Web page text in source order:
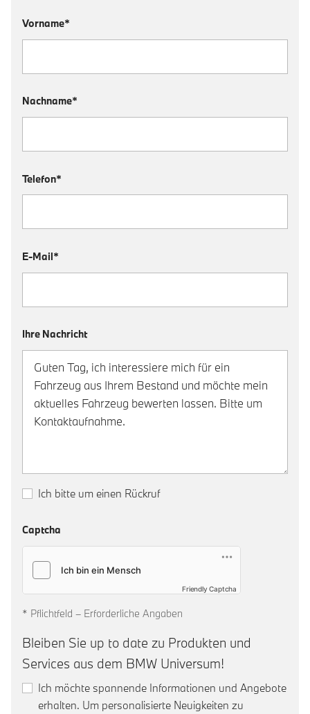
Vorname*
Nachname*
Telefon*
E-Mail*
Ihre Nachricht
Ich bitte um einen Rückruf
Captcha
Friendly Captcha
* Pflichtfeld – Erforderliche Angaben
Bleiben Sie up to date zu Produkten und
Services aus dem BMW Universum!
Ich möchte spannende Informationen und Angebote
erhalten. Um personalisierte Neuigkeiten zu